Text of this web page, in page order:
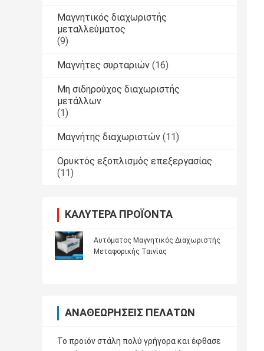
Μαγνητικός διαχωριστής
μεταλλεύματος
(9)
Μαγνήτες συρταριών (16)
Μη σιδηρούχος διαχωριστής
μετάλλων
(1)
Μαγνήτης διαχωριστών (11)
Ορυκτός εξοπλισμός επεξεργασίας
(11)
ΚΑΛΎΤΕΡΑ ΠΡΟΪΌΝΤΑ
Αυτόματος Μαγνητικός Διαχωριστής
Μεταφορικής Ταινίας
ΑΝΑΘΕΩΡΉΣΕΙΣ ΠΕΛΑΤΏΝ
Το προϊόν στάλη πολύ γρήγορα και έφθασε